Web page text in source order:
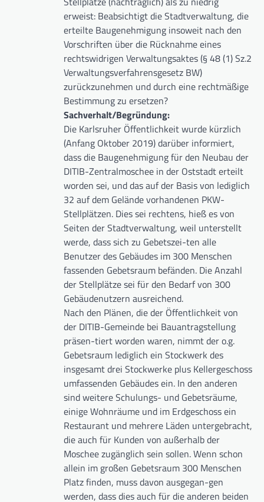
erweist: Beabsichtigt die Stadtverwaltung, die
erteilte Baugenehmigung insoweit nach den
Vorschriften über die Rücknahme eines
rechtswidrigen Verwaltungsaktes (§ 48 (1) Sz.2
Verwaltungsverfahrensgesetz BW)
zurückzunehmen und durch eine rechtmäßige
Bestimmung zu ersetzen?
Sachverhalt/Begründung:
Die Karlsruher Öffentlichkeit wurde kürzlich
(Anfang Oktober 2019) darüber informiert,
dass die Baugenehmigung für den Neubau der
DITIB-Zentralmoschee in der Oststadt erteilt
worden sei, und das auf der Basis von lediglich
32 auf dem Gelände vorhandenen PKW-
Stellplätzen. Dies sei rechtens, hieß es von
Seiten der Stadtverwaltung, weil unterstellt
werde, dass sich zu Gebetszei-ten alle
Benutzer des Gebäudes im 300 Menschen
fassenden Gebetsraum befänden. Die Anzahl
der Stellplätze sei für den Bedarf von 300
Gebäudenutzern ausreichend.
Nach den Plänen, die der Öffentlichkeit von
der DITIB-Gemeinde bei Bauantragstellung
präsen-tiert worden waren, nimmt der o.g.
Gebetsraum lediglich ein Stockwerk des
insgesamt drei Stockwerke plus Kellergeschoss
umfassenden Gebäudes ein. In den anderen
sind weitere Schulungs- und Gebetsräume,
einige Wohnräume und im Erdgeschoss ein
Restaurant und mehrere Läden untergebracht,
die auch für Kunden von außerhalb der
Moschee zugänglich sein sollen. Wenn schon
allein im großen Gebetsraum 300 Menschen
Platz finden, muss davon ausgegan-gen
werden, dass dies auch für die anderen beiden